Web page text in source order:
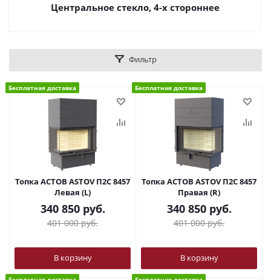
Центральное стекло, 4-х стороннее
Фильтр
Бесплатная доставка
Топка АСТОВ ASTOV П2С 8457
Левая (L)
340 850руб.
401 000руб.
В корзину
Бесплатная доставка
Топка АСТОВ ASTOV П2С 8457
Правая (R)
340 850руб.
401 000руб.
В корзину